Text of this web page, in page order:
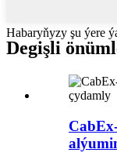
Habaryňyzy şu ýere
Degişli